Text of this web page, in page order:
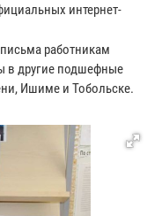
интернет-
работникам
в другие подшефные
Ишиме и Тобольске.